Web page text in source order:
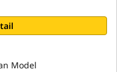
Model